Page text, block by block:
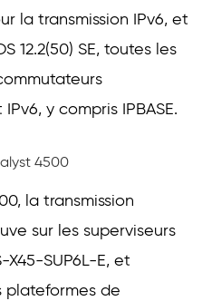
la transmission IPv6, et
12.2(50) SE, toutes les
y compris IPBASE.
4500
la transmission
sur les superviseurs
SUP6L-E, et
plateformes de